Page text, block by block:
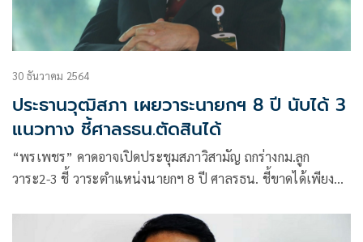
30 ธันวาคม 2564
ประธานวุฒิสภา เผยวาระนายกฯ 8 ปี นับได้ 3
แนวทาง ชี้ศาลรธน.ตัดสินได้
“พรเพชร” คาดอาจเปิดประชุมสภาวิสามัญ ถกร่างกม.ลูก
วาระ2-3 ชี้ วาระตำแหน่งนายกฯ 8 ปี ศาลรธน. ชี้ขาดได้เพียง